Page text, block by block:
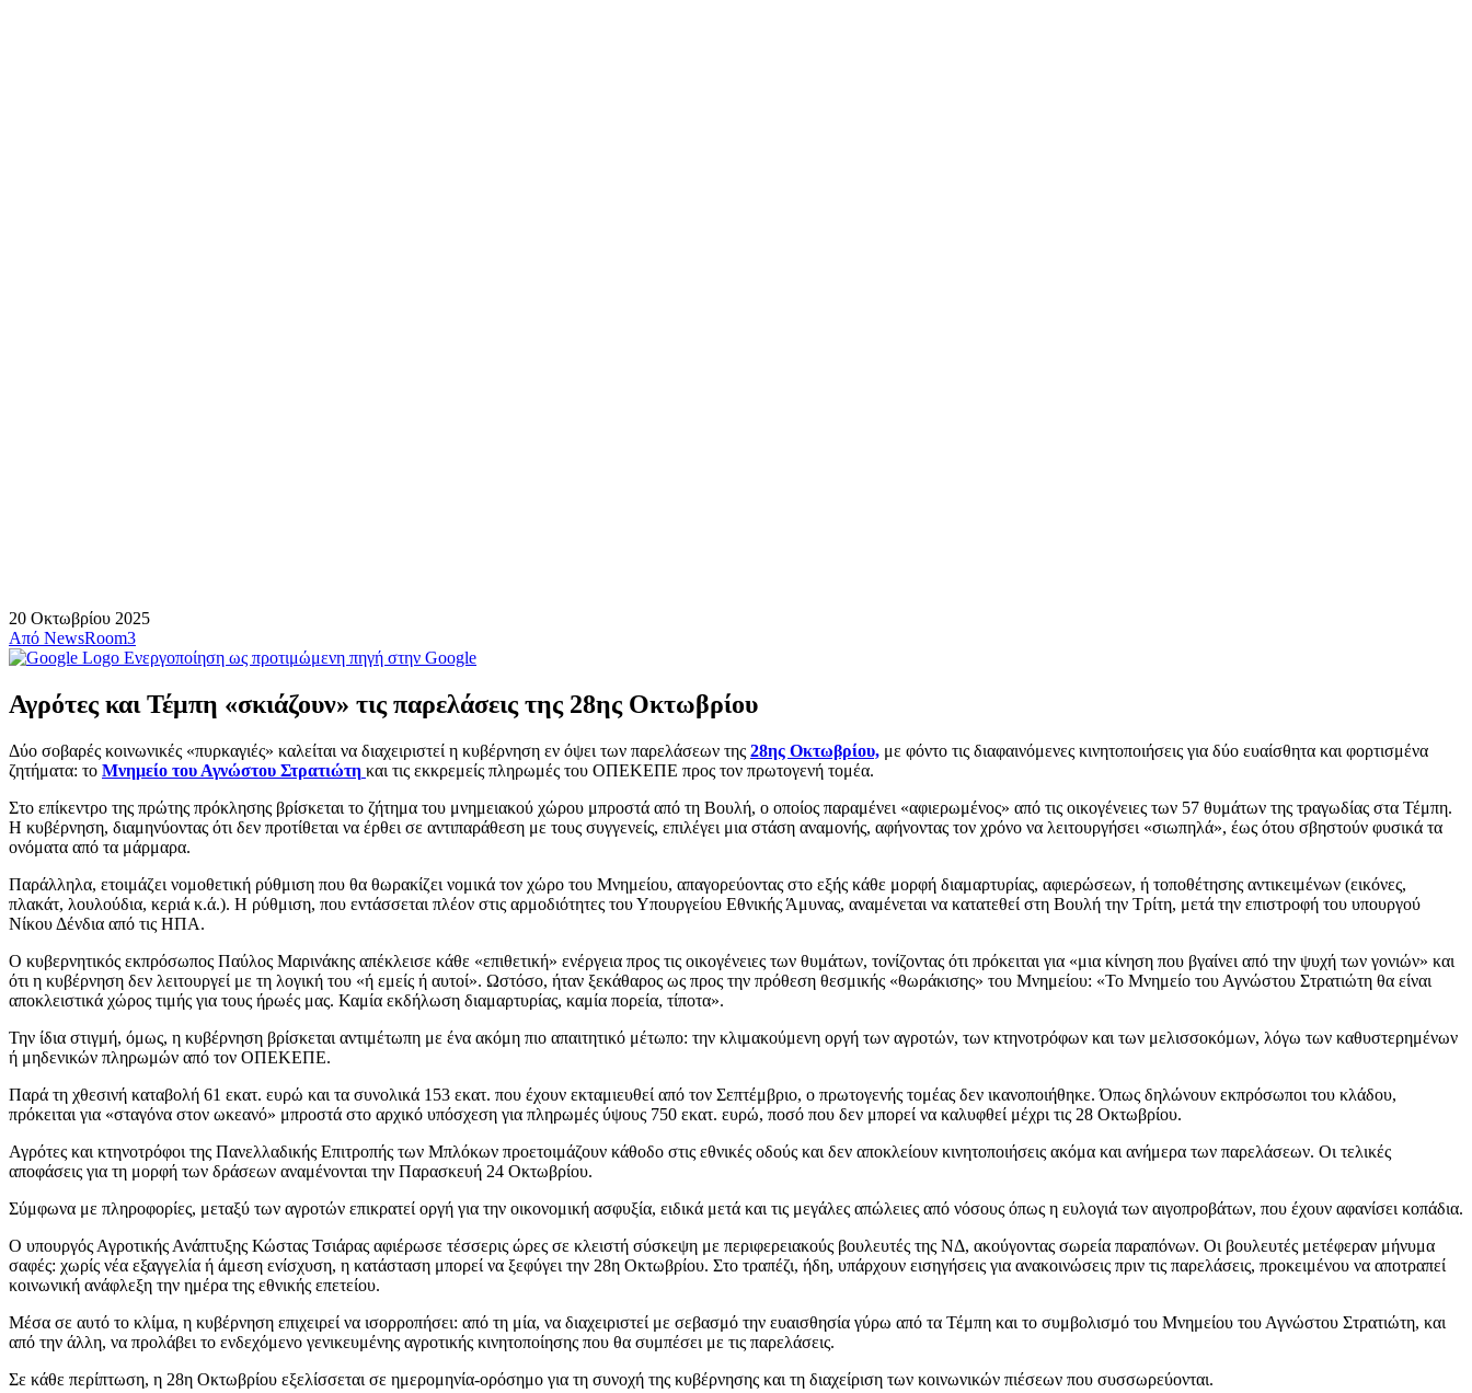
20 Οκτωβρίου 2025
Από NewsRoom3
Ενεργοποίηση ως προτιμώμενη πηγή στην Google
Αγρότες και Τέμπη «σκιάζουν» τις παρελάσεις της 28ης Οκτωβρίου
Δύο σοβαρές κοινωνικές «πυρκαγιές» καλείται να διαχειριστεί η κυβέρνηση εν όψει των παρελάσεων της 28ης Οκτωβρίου, με φόντο τις διαφαινόμενες κινητοποιήσεις για δύο ευαίσθητα και φορτισμένα
ζητήματα: το Μνημείο του Αγνώστου Στρατιώτη και τις εκκρεμείς πληρωμές του ΟΠΕΚΕΠΕ προς τον πρωτογενή τομέα.
Στο επίκεντρο της πρώτης πρόκλησης βρίσκεται το ζήτημα του μνημειακού χώρου μπροστά από τη Βουλή, ο οποίος παραμένει «αφιερωμένος» από τις οικογένειες των 57 θυμάτων της τραγωδίας στα Τέμπη.
Η κυβέρνηση, διαμηνύοντας ότι δεν προτίθεται να έρθει σε αντιπαράθεση με τους συγγενείς, επιλέγει μια στάση αναμονής, αφήνοντας τον χρόνο να λειτουργήσει «σιωπηλά», έως ότου σβηστούν φυσικά τα
ονόματα από τα μάρμαρα.
Παράλληλα, ετοιμάζει νομοθετική ρύθμιση που θα θωρακίζει νομικά τον χώρο του Μνημείου, απαγορεύοντας στο εξής κάθε μορφή διαμαρτυρίας, αφιερώσεων, ή τοποθέτησης αντικειμένων (εικόνες,
πλακάτ, λουλούδια, κεριά κ.ά.). Η ρύθμιση, που εντάσσεται πλέον στις αρμοδιότητες του Υπουργείου Εθνικής Άμυνας, αναμένεται να κατατεθεί στη Βουλή την Τρίτη, μετά την επιστροφή του υπουργού
Νίκου Δένδια από τις ΗΠΑ.
Ο κυβερνητικός εκπρόσωπος Παύλος Μαρινάκης απέκλεισε κάθε «επιθετική» ενέργεια προς τις οικογένειες των θυμάτων, τονίζοντας ότι πρόκειται για «μια κίνηση που βγαίνει από την ψυχή των γονιών» και
ότι η κυβέρνηση δεν λειτουργεί με τη λογική του «ή εμείς ή αυτοί». Ωστόσο, ήταν ξεκάθαρος ως προς την πρόθεση θεσμικής «θωράκισης» του Μνημείου: «Το Μνημείο του Αγνώστου Στρατιώτη θα είναι
αποκλειστικά χώρος τιμής για τους ήρωές μας. Καμία εκδήλωση διαμαρτυρίας, καμία πορεία, τίποτα».
Την ίδια στιγμή, όμως, η κυβέρνηση βρίσκεται αντιμέτωπη με ένα ακόμη πιο απαιτητικό μέτωπο: την κλιμακούμενη οργή των αγροτών, των κτηνοτρόφων και των μελισσοκόμων, λόγω των καθυστερημένων
ή μηδενικών πληρωμών από τον ΟΠΕΚΕΠΕ.
Παρά τη χθεσινή καταβολή 61 εκατ. ευρώ και τα συνολικά 153 εκατ. που έχουν εκταμιευθεί από τον Σεπτέμβριο, ο πρωτογενής τομέας δεν ικανοποιήθηκε. Όπως δηλώνουν εκπρόσωποι του κλάδου,
πρόκειται για «σταγόνα στον ωκεανό» μπροστά στο αρχικό υπόσχεση για πληρωμές ύψους 750 εκατ. ευρώ, ποσό που δεν μπορεί να καλυφθεί μέχρι τις 28 Οκτωβρίου.
Αγρότες και κτηνοτρόφοι της Πανελλαδικής Επιτροπής των Μπλόκων προετοιμάζουν κάθοδο στις εθνικές οδούς και δεν αποκλείουν κινητοποιήσεις ακόμα και ανήμερα των παρελάσεων. Οι τελικές
αποφάσεις για τη μορφή των δράσεων αναμένονται την Παρασκευή 24 Οκτωβρίου.
Σύμφωνα με πληροφορίες, μεταξύ των αγροτών επικρατεί οργή για την οικονομική ασφυξία, ειδικά μετά και τις μεγάλες απώλειες από νόσους όπως η ευλογιά των αιγοπροβάτων, που έχουν αφανίσει κοπάδια.
Ο υπουργός Αγροτικής Ανάπτυξης Κώστας Τσιάρας αφιέρωσε τέσσερις ώρες σε κλειστή σύσκεψη με περιφερειακούς βουλευτές της ΝΔ, ακούγοντας σωρεία παραπόνων. Οι βουλευτές μετέφεραν μήνυμα
σαφές: χωρίς νέα εξαγγελία ή άμεση ενίσχυση, η κατάσταση μπορεί να ξεφύγει την 28η Οκτωβρίου. Στο τραπέζι, ήδη, υπάρχουν εισηγήσεις για ανακοινώσεις πριν τις παρελάσεις, προκειμένου να αποτραπεί
κοινωνική ανάφλεξη την ημέρα της εθνικής επετείου.
Μέσα σε αυτό το κλίμα, η κυβέρνηση επιχειρεί να ισορροπήσει: από τη μία, να διαχειριστεί με σεβασμό την ευαισθησία γύρω από τα Τέμπη και το συμβολισμό του Μνημείου του Αγνώστου Στρατιώτη, και
από την άλλη, να προλάβει το ενδεχόμενο γενικευμένης αγροτικής κινητοποίησης που θα συμπέσει με τις παρελάσεις.
Σε κάθε περίπτωση, η 28η Οκτωβρίου εξελίσσεται σε ημερομηνία-ορόσημο για τη συνοχή της κυβέρνησης και τη διαχείριση των κοινωνικών πιέσεων που συσσωρεύονται.